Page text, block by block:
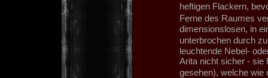
heftigen Flackern,
Ferne des Raumes
dimensionslosen, in
unterbrochen durch
leuchtende Nebel-
Arita nicht sicher - sie
gesehen), welche